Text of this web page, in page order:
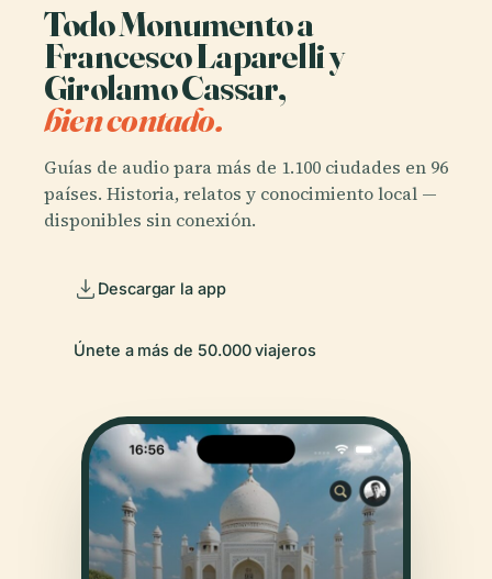
Todo Monumento a
Francesco Laparelli y
Girolamo Cassar,
bien contado.
Guías de audio para más de 1.100 ciudades en 96
países. Historia, relatos y conocimiento local —
disponibles sin conexión.
Descargar la app
Únete a más de 50.000 viajeros